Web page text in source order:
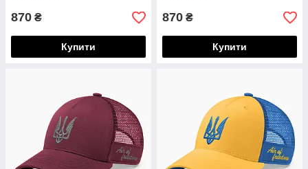
870 ₴
Купити
870 ₴
Купити